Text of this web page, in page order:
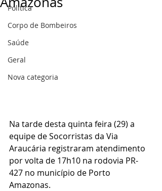
Politica
Corpo de Bombeiros
Saúde
Geral
Nova categoria
Na tarde desta quinta feira (29) a
equipe de Socorristas da Via
Araucária registraram atendimento
por volta de 17h10 na rodovia PR-
427 no município de Porto
Amazonas.